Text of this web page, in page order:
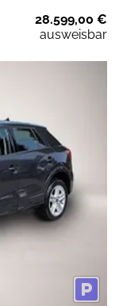
28.599,00 €
ausweisbar